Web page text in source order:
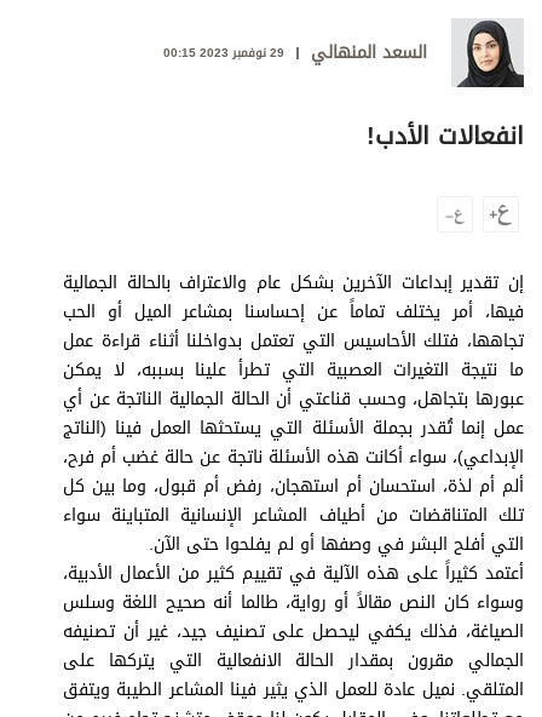
الأخبار العالمية
اقتصاد
الرياضة
الترفيه
التعليم والمعرفة
الذكاء الاصطناعي
تغطيات
فيديو
بودكاست
إنفوجراف
قصة صورة
كاريكتير
السعد المنهالي 29 نوفمبر 2023 00:15
انفعالات الأدب!
إن تقدير إبداعات الآخرين بشكل عام والاعتراف بالحالة الجمالية
فيها، أمر يختلف تماماً عن إحساسنا بمشاعر الميل أو الحب
تجاهها، فتلك الأحاسيس التي تعتمل بدواخلنا أثناء قراءة عمل
ما نتيجة التغيرات العصبية التي تطرأ علينا بسببه، لا يمكن
عبورها بتجاهل، وحسب قناعتي أن الحالة الجمالية الناتجة عن أي
عمل إنما تُقدر بجملة الأسئلة التي يستحثها العمل فينا (الناتج
الإبداعي)، سواء أكانت هذه الأسئلة ناتجة عن حالة غضب أم فرح،
ألم أم لذة، استحسان أم استهجان، رفض أم قبول، وما بين كل
تلك المتناقضات من أطياف المشاعر الإنسانية المتباينة سواء
التي أفلح البشر في وصفها أو لم يفلحوا حتى الآن.
أعتمد كثيراً على هذه الآلية في تقييم كثير من الأعمال الأدبية،
وسواء كان النص مقالاً أو رواية، طالما أنه صحيح اللغة وسلس
الصياغة، فذلك يكفي ليحصل على تصنيف جيد، غير أن تصنيفه
الجمالي مقرون بمقدار الحالة الانفعالية التي يتركها على
المتلقي. نميل عادة للعمل الذي يثير فينا المشاعر الطيبة ويتفق